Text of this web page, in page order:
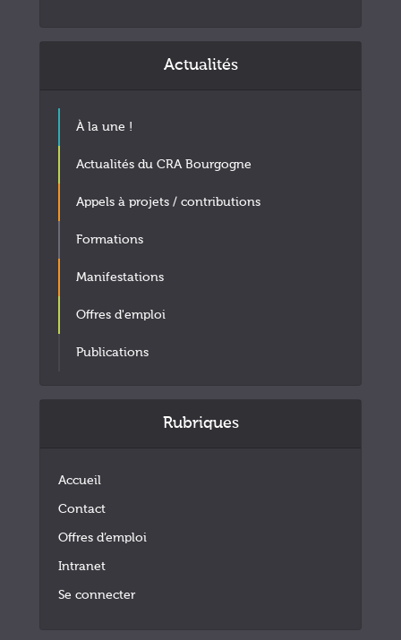
Actualités
À la une !
Actualités du CRA Bourgogne
Appels à projets / contributions
Formations
Manifestations
Offres d'emploi
Publications
Rubriques
Accueil
Contact
Offres d’emploi
Intranet
Se connecter